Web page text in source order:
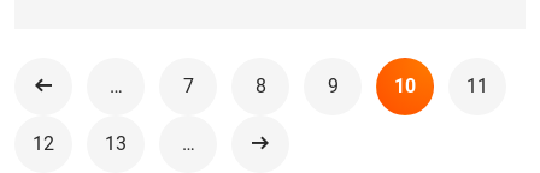
… 7 8 9 10 11
12 13 …
Volgende